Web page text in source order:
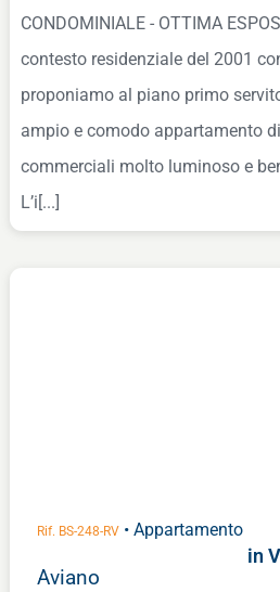
CONDOMINIALE - OTTIMA
contesto residenziale del 2001
proponiamo al piano primo
ampio e comodo appartamento
commerciali molto luminoso e
L’i[...]
Rif. BS-248-RV • Appartamento
in
Aviano